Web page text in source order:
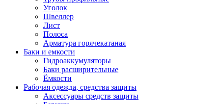
Уголок
Швеллер
Лист
Полоса
Арматура горячекатаная
Баки и емкости
Гидроаккумуляторы
Баки расширительные
Ёмкости
Рабочая одежда, средства защиты
Аксессуары средств защиты